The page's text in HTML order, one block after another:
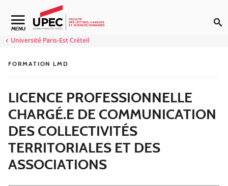
Aller au contenu
Navigation secondaire
MENU
Université Paris-Est Créteil
FORMATION LMD
LICENCE PROFESSIONNELLE
CHARGÉ.E DE COMMUNICATION
DES COLLECTIVITÉS
TERRITORIALES ET DES
ASSOCIATIONS